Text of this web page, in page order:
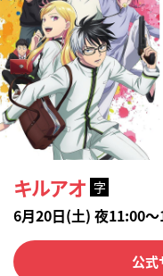
キルアオ 字
6月20日(土) 夜11:00
公式